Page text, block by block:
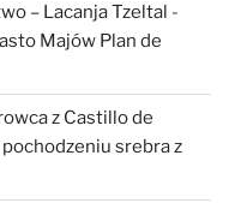
– Lacanja Tzeltal -
Majów Plan de
z Castillo de
pochodzeniu srebra z